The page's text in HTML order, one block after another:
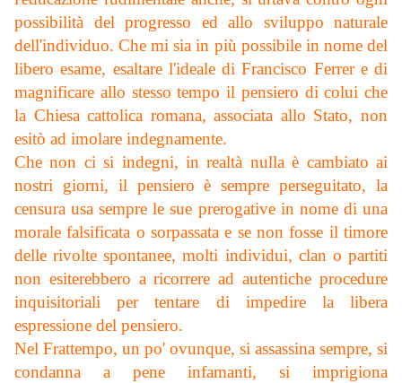
possibilità del progresso ed allo sviluppo naturale
dell'individuo. Che mi sia in più possibile in nome del
libero esame, esaltare l'ideale di Francisco Ferrer e di
magnificare allo stesso tempo il pensiero di colui che
la Chiesa cattolica romana, associata allo Stato, non
esitò ad imolare indegnamente.
Che non ci si indegni, in realtà nulla è cambiato ai
nostri giorni, il pensiero è sempre perseguitato, la
censura usa sempre le sue prerogative in nome di una
morale falsificata o sorpassata e se non fosse il timore
delle rivolte spontanee, molti individui, clan o partiti
non esiterebbero a ricorrere ad autentiche procedure
inquisitoriali per tentare di impedire la libera
espressione del pensiero.
Nel Frattempo, un po' ovunque, si assassina sempre, si
condanna a pene infamanti, si imprigiona